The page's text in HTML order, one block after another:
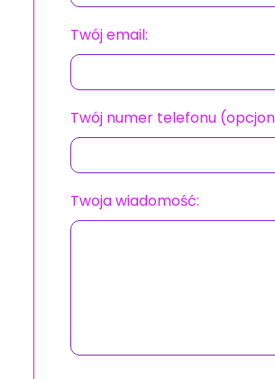
Twój email:
Twój numer telefonu
Twoja wiadomość: